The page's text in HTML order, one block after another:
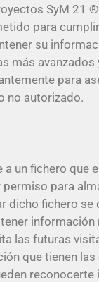
SyM 21
para
su
más avanzados
para
no autorizado.
a un fichero que
para
dicho fichero se
las futuras
que tienen
reconocerte